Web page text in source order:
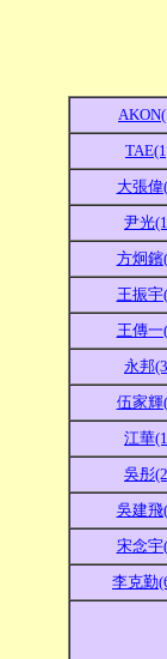
大張偉
尹光
方炯鑌
王振宇
王傳一
永邦
伍家輝
江華
吳彤
吳建飛
宋念宇
李克勤